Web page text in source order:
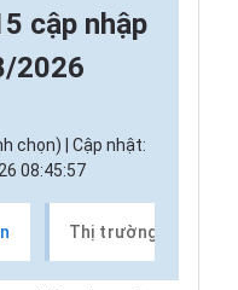
cập nhập
2026
chọn) | Cập nhật:
08:45:57
Thị trường xe